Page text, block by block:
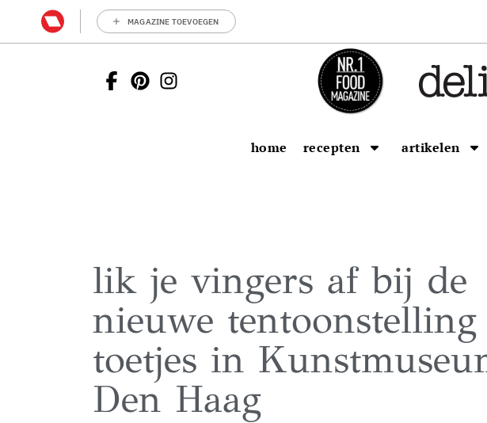
MAGAZINE TOEVOEGEN
home recepten artikelen
lik je vingers af bij de
nieuwe tentoonstelling
toetjes in
Den Haag